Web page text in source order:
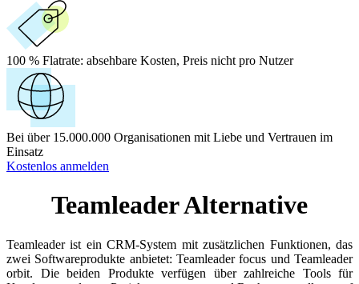
100 % Flatrate: absehbare Kosten, Preis nicht pro Nutzer
Bei über 15.000.000 Organisationen mit Liebe und Vertrauen im
Einsatz
Kostenlos anmelden
Teamleader Alternative
Teamleader ist ein CRM-System mit zusätzlichen Funktionen, das
zwei Softwareprodukte anbietet: Teamleader focus und Teamleader
orbit. Die beiden Produkte verfügen über zahlreiche Tools für